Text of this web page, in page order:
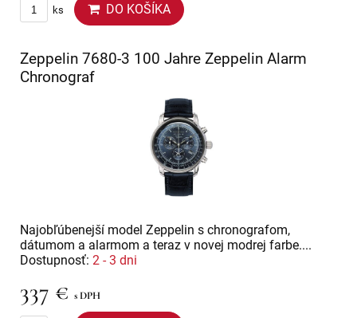
ks DO KOŠÍKA
Zeppelin 7680-3 100 Jahre Zeppelin Alarm
Chronograf
Najobľúbenejší model Zeppelin s chronografom,
dátumom a alarmom a teraz v novej modrej farbe....
Dostupnosť: 2 - 3 dni
337 € s DPH